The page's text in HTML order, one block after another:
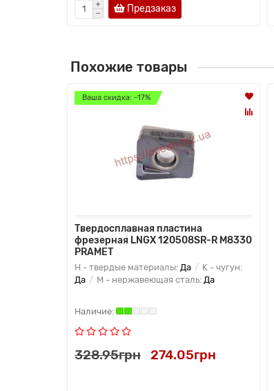
Предзаказ
Похожие товары
Ваша скидка: -17%
Твердосплавная пластина
фрезерная LNGX 120508SR-R M8330
PRAMET
H - твердые материалы: Да
K - чугун:
Да
M - нержавеющая сталь: Да
328.95грн 274.05грн